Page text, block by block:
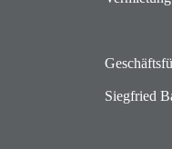
Siegfried